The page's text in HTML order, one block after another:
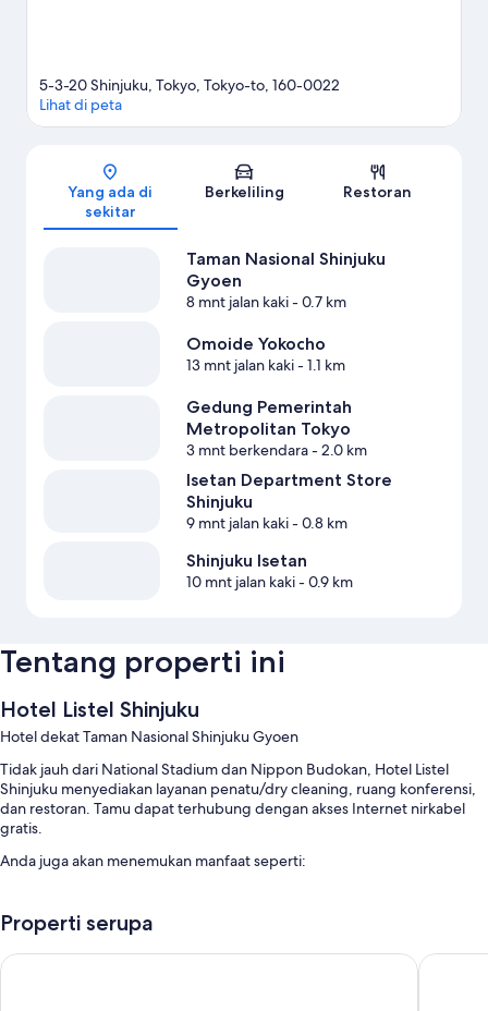
Peta
5-3-20 Shinjuku, Tokyo, Tokyo-to, 160-0022
Lihat di peta
Yang ada di
sekitar
Berkeliling Restoran
Taman Nasional Shinjuku
Gyoen
8 mnt jalan kaki- 0.7 km
Omoide Yokocho
13 mnt jalan kaki- 1.1 km
Gedung Pemerintah
Metropolitan Tokyo
3 mnt berkendara- 2.0 km
Isetan Department Store
Shinjuku
9 mnt jalan kaki- 0.8 km
Shinjuku Isetan
10 mnt jalan kaki- 0.9 km
Tentang properti ini
Hotel Listel Shinjuku
Hotel dekat Taman Nasional Shinjuku Gyoen
Tidak jauh dari National Stadium dan Nippon Budokan, Hotel Listel
Shinjuku menyediakan layanan penatu/dry cleaning, ruang konferensi,
dan restoran. Tamu dapat terhubung dengan akses Internet nirkabel
gratis.
Anda juga akan menemukan manfaat seperti:
perjamuan
Aula pertemuan, staf multibahasa, dan mesin jual otomatis
Properti serupa
Premier Hotel Cabin Shinjuku E Hotel